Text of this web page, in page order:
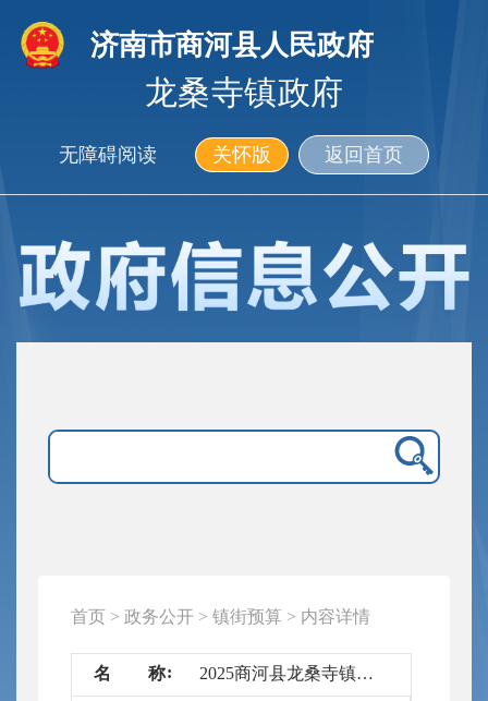
济南市商河县人民政府
龙桑寺镇政府
无障碍阅读 关怀版 返回首页
首页 > 政务公开 > 镇街预算 > 内容详情
名 称 2025商河县龙桑寺镇人民政府单位预算公开